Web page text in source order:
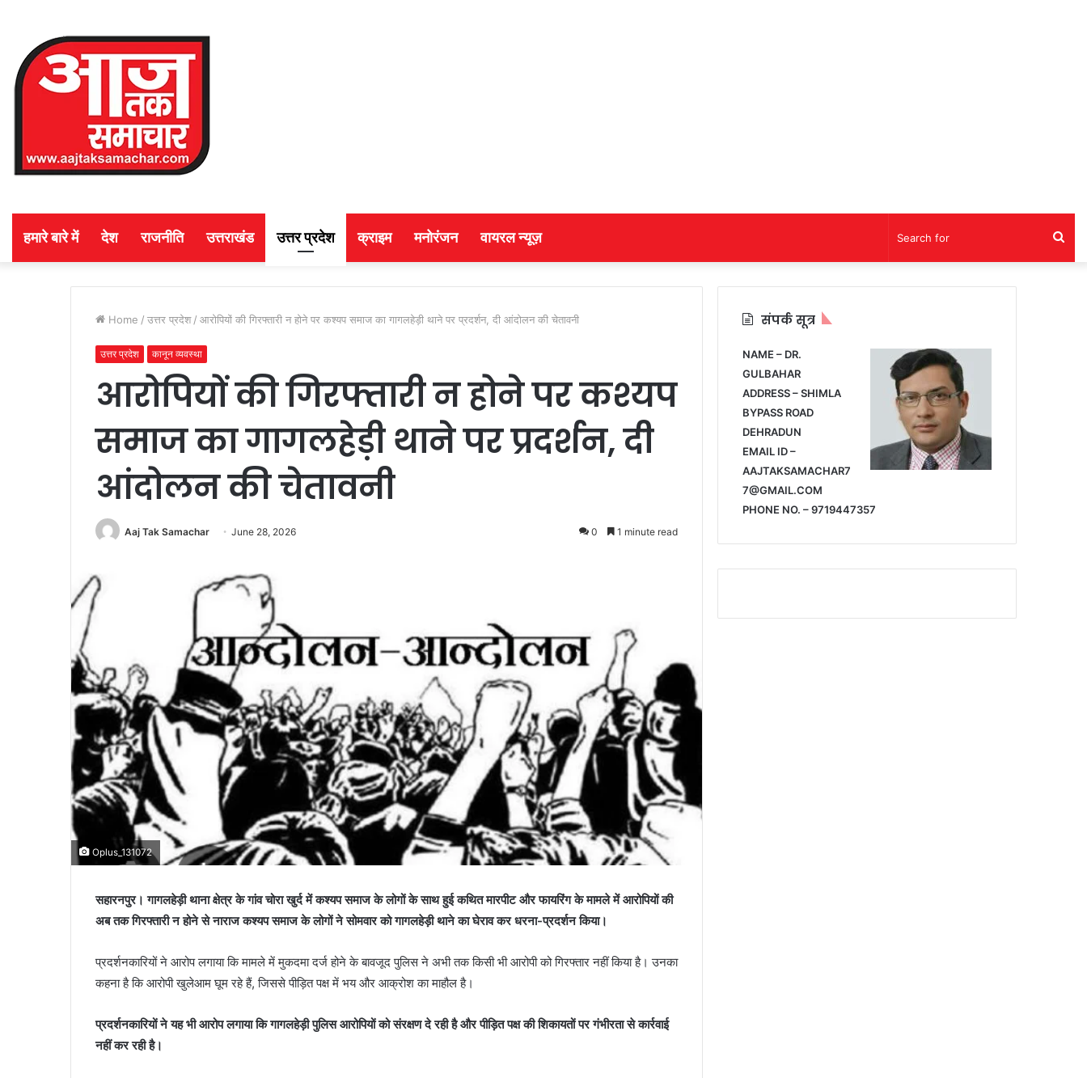
हमारे बारे में देश राजनीति उत्तराखंड उत्तर प्रदेश क्राइम मनोरंजन वायरल न्यूज़
Home / उत्तर प्रदेश / आरोपियों की गिरफ्तारी न होने पर कश्यप समाज का गागलहेड़ी थाने पर प्रदर्शन, दी आंदोलन की चेतावनी
उत्तर प्रदेश कानून व्यवस्था
आरोपियों की गिरफ्तारी न होने पर कश्यप
समाज का गागलहेड़ी थाने पर प्रदर्शन, दी
आंदोलन की चेतावनी
Aaj Tak Samachar June 28, 2026 0 1 minute read
Oplus_131072
सहारनपुर। गागलहेड़ी थाना क्षेत्र के गांव चोरा खुर्द में कश्यप समाज के लोगों के साथ हुई कथित मारपीट और फायरिंग के मामले में आरोपियों की
अब तक गिरफ्तारी न होने से नाराज कश्यप समाज के लोगों ने सोमवार को गागलहेड़ी थाने का घेराव कर धरना-प्रदर्शन किया।
प्रदर्शनकारियों ने आरोप लगाया कि मामले में मुकदमा दर्ज होने के बावजूद पुलिस ने अभी तक किसी भी आरोपी को गिरफ्तार नहीं किया है। उनका
कहना है कि आरोपी खुलेआम घूम रहे हैं, जिससे पीड़ित पक्ष में भय और आक्रोश का माहौल है।
प्रदर्शनकारियों ने यह भी आरोप लगाया कि गागलहेड़ी पुलिस आरोपियों को संरक्षण दे रही है और पीड़ित पक्ष की शिकायतों पर गंभीरता से कार्रवाई
नहीं कर रही है।
संपर्क सूत्र
NAME – DR.
GULBAHAR
ADDRESS – SHIMLA
BYPASS ROAD
DEHRADUN
EMAIL ID –
AAJTAKSAMACHAR7
7@GMAIL.COM
PHONE NO. – 9719447357